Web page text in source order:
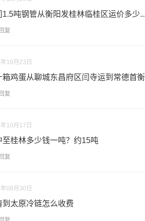
1.5吨钢管从衡阳发桂林临桂区运价多少...
复
10月23日
箱鸡蛋从聊城东昌府区闫寺运到常德首
复
10月17日
至桂林多少钱一吨？约15吨
复
08月30日
到太原冷链怎么收费